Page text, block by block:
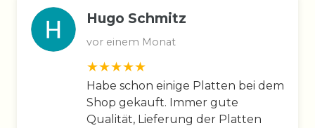
Hugo Schmitz
vor einem Monat
Habe schon einige Platten bei dem
Shop gekauft. Immer gute
Qualität, Lieferung der Platten